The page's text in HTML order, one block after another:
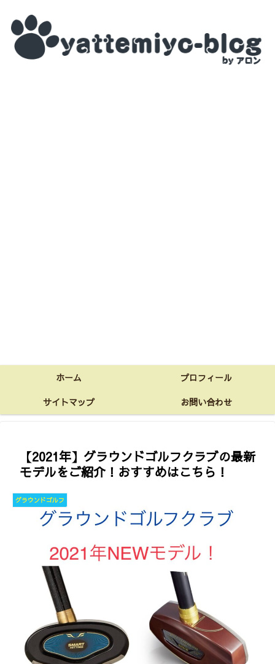
ホーム
プロフィール
サイトマップ
お問い合わせ
【2021年】グラウンドゴルフクラブの最新
モデルをご紹介！おすすめはこちら！
グラウンドゴルフ